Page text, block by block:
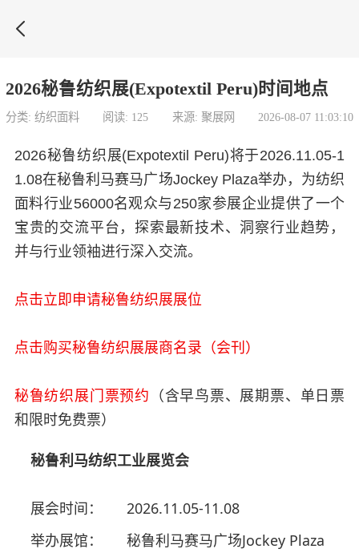

2026秘鲁纺织展(Expotextil Peru)时间地点
分类: 纺织面料 阅读: 125 来源: 聚展网 2026-08-07 11:03:10
2026秘鲁纺织展(Expotextil Peru)将于2026.11.05-1
1.08在秘鲁利马赛马广场Jockey Plaza举办，为纺织
面料行业56000名观众与250家参展企业提供了一个
宝贵的交流平台，探索最新技术、洞察行业趋势，
并与行业领袖进行深入交流。
点击立即申请秘鲁纺织展展位
点击购买秘鲁纺织展展商名录（会刊）
秘鲁纺织展门票预约 （含早鸟票、展期票、单日票
和限时免费票）
秘鲁利马纺织工业展览会
展会时间：
2026.11.05-11.08
举办展馆：
秘鲁利马赛马广场Jockey Plaza